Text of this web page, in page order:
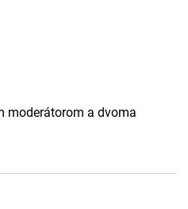
moderátorom a dvoma